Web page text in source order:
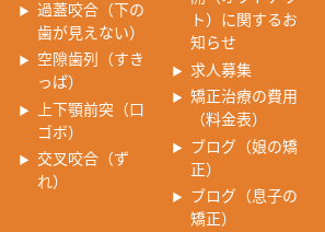
過蓋咬合（下の
歯が見えない）
空隙歯列（すき
っぱ）
上下顎前突（口
ゴボ）
交叉咬合（ず
れ）
ト）に関するお
知らせ
求人募集
矯正治療の費用
（料金表）
ブログ（娘の矯
正）
ブログ（息子の
矯正）